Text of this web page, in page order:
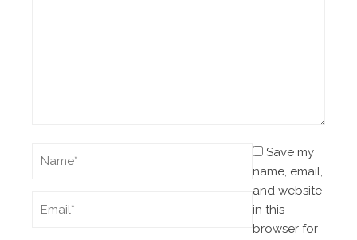
Save my
name, email,
and website
in this
browser for